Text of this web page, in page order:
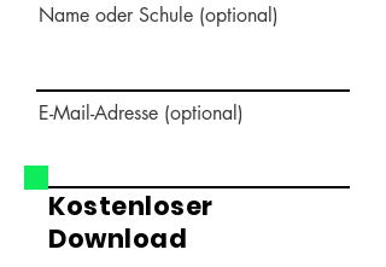
Name oder Schule (optional)
E-Mail-Adresse (optional)
Kostenloser
Download